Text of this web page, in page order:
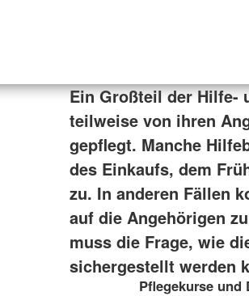
Ein Großteil der Hilfe-
teilweise von ihren
gepflegt. Manche
des Einkaufs, dem
zu. In anderen Fällen
auf die Angehörigen
muss die Frage, wie
sichergestellt werden
Pflegekurse und